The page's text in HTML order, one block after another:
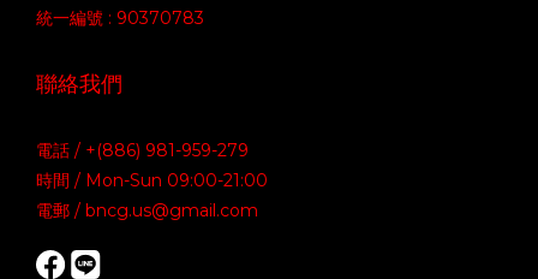
統一編號 : 90370783
聯絡我們
電話 / +(886) 981-959-279
時間 / Mon-Sun 09:00-21:00
電郵 / bncg.us@gmail.com